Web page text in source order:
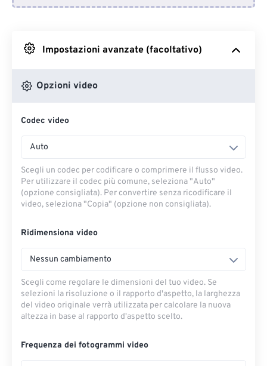
Da Google Drive
Impostazioni avanzate (facoltativo)
Opzioni video
Codec video
Auto
Scegli un codec per codificare o comprimere il flusso video.
Per utilizzare il codec più comune, seleziona "Auto"
(opzione consigliata). Per convertire senza ricodificare il
video, seleziona "Copia" (opzione non consigliata).
Ridimensiona video
Nessun cambiamento
Scegli come regolare le dimensioni del tuo video. Se
selezioni la risoluzione o il rapporto d'aspetto, la larghezza
del video originale verrà utilizzata per calcolare la nuova
altezza in base al rapporto d'aspetto scelto.
Frequenza dei fotogrammi video